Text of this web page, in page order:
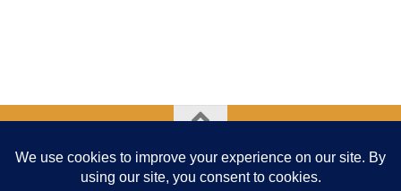
Addav - Association de Développement et deDéfense de
l'Abeille en Ville © 2026. Tous droits réservés.